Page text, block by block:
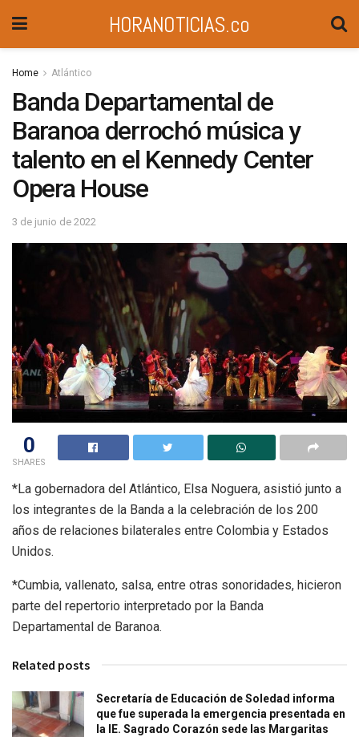
HORANOTICIAS.co
Home Atlántico
Banda Departamental de
Baranoa derrochó música y
talento en el Kennedy Center
Opera House
3 de junio de 2022
0
SHARES
*La gobernadora del Atlántico, Elsa Noguera, asistió junto a
los integrantes de la Banda a la celebración de los 200
años de relaciones bilaterales entre Colombia y Estados
Unidos.
*Cumbia, vallenato, salsa, entre otras sonoridades, hicieron
parte del repertorio interpretado por la Banda
Departamental de Baranoa.
Related posts
Secretaría de Educación de Soledad informa
que fue superada la emergencia presentada en
la IE. Sagrado Corazón sede las Margaritas